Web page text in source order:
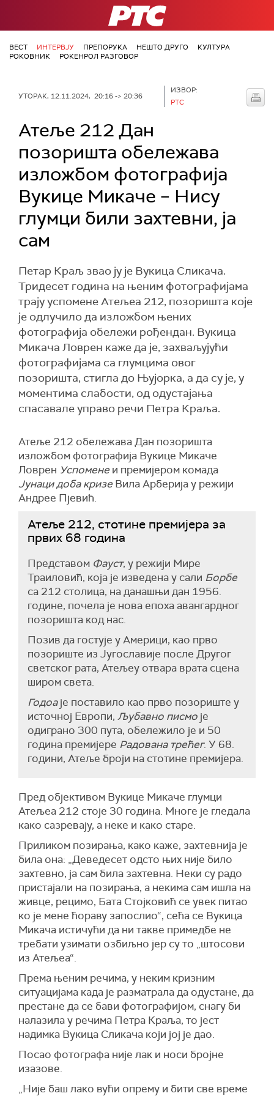
РТС
ВЕСТ ИНТЕРВЈУ ПРЕПОРУКА НЕШТО ДРУГО
КУЛТУРА
РОКОВНИК
РОКЕНРОЛ РАЗГОВОР
УТОРАК, 12.11.2024, 20:16 -> 20:36
ИЗВОР:
РТС
Атеље 212 Дан
позоришта обележава
изложбом фотографија
Вукице Микаче – Нису
глумци били захтевни, ја
сам
Петар Краљ звао ју је Вукица Сликача.
Тридесет година на њеним фотографијама
трају успомене Атељеа 212, позоришта које
је одлучило да изложбом њених
фотографија обележи рођендан. Вукица
Микача Ловрен каже да је, захваљујући
фотографијама са глумцима овог
позоришта, стигла до Њујорка, а да су је, у
моментима слабости, од одустајања
спасавале управо речи Петра Краља.
Атеље 212 обележава Дан позоришта
изложбом фотографија Вукице Микаче
Ловрен Успоменеи премијером комада
Јунаци доба кризеВила Арберија у режији
Андрее Пјевић.
Атеље 212, стотине премијера за
првих 68 година
Представом Фауст, у режији Мире
Траиловић, која је изведена у сали Борбе
са 212 столица, на данашњи дан 1956.
године, почела је нова епоха авангардног
позоришта код нас.
Позив да гостује у Америци, као прво
позориште из Југославије после Другог
светског рата, Атељеу отвара врата сцена
широм света.
Годоаје поставило као прво позориште у
источној Европи, Љубавно писмо је
одиграно 300 пута, обележило је и 50
година премијере Радована трећег. У 68.
години, Атеље броји на стотине премијера.
Пред објективом Вукице Микаче глумци
Атељеа 212 стоје 30 година. Многе је гледала
како сазревају, а неке и како старе.
Приликом позирања, како каже, захтевнија је
била она: „Деведесет одсто њих није било
захтевно, ја сам била захтевна. Неки су радо
пристајали на позирања, а некима сам ишла на
живце, рецимо, Бата Стојковић се увек питао
ко је мене ћораву запослио“, сећа се Вукица
Микача истичући да ни такве примедбе не
требати узимати озбиљно јер су то „штосови
из Атељеа“.
Према њеним речима, у неким кризним
ситуацијама када је разматрала да одустане, да
престане да се бави фотографијом, снагу би
налазила у речима Петра Краља, то јест
надимка Вукица Сликача који јој је дао.
Посао фотографа није лак и носи бројне
изазове.
„Није баш лако вући опрему и бити све време